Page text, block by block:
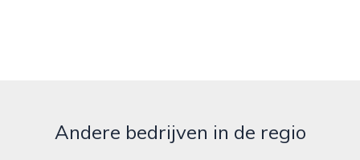
Andere bedrijven in de regio